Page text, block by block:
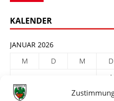
KALENDER
JANUAR 2026
M
D M D
1
5
7 8